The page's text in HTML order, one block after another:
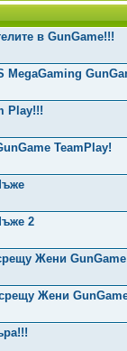
в GunGame!!!
MegaGaming
Play!!!
TeamPlay!
2
Жени
Жени